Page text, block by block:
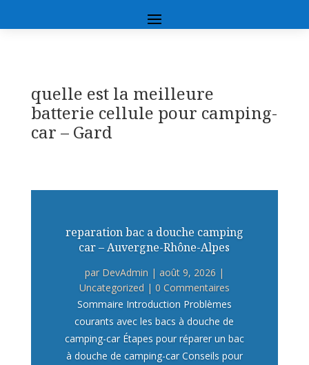
quelle est la meilleure
batterie cellule pour camping-
car – Gard
reparation bac a douche camping
car – Auvergne-Rhône-Alpes
par DevAdmin | août 9, 2026 |
Uncategorized | 0 Commentaires
Sommaire Introduction Problèmes
courants avec les bacs à douche de
camping-car Étapes pour réparer un bac
à douche de camping-car Conseils pour